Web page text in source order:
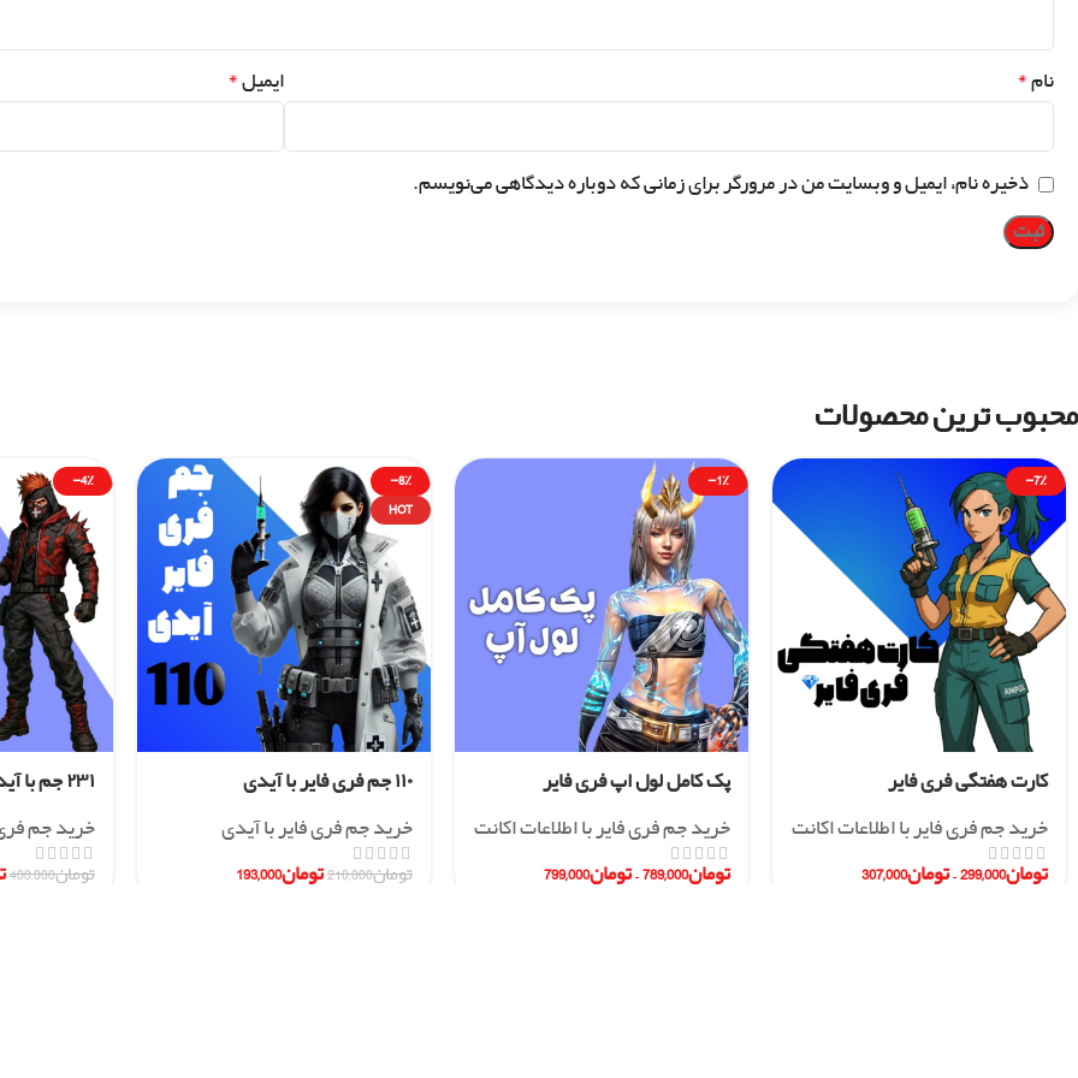
نام* ایمیل*
ذخیره نام، ایمیل و وبسایت من در مرورگر برای زمانی که دوباره دیدگاهی می‌نویسم.
محبوب ترین محصولات
-7%
کارت هفتگی فری فایر
خرید جم فری فایر با اطلاعات اکانت
تومان299,000
–تومان307,000
-1%
پک کامل لول اپ فری فایر
خرید جم فری فایر با اطلاعات اکانت
تومان789,000
–تومان799,000
-8%
HOT
۱۱۰ جم فری فایر با آیدی
خرید جم فری فایر با آیدی
تومان210,000تومان193,000
-4%
۲۳۱ جم با آیدی
خرید جم
تومان400,000